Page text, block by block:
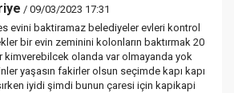
/ 09/03/2023 17:31
evini baktiramaz belediyeler evleri kontrol
bir evin zeminini kolonların baktırmak 20
kimverebilcek olanda var olmayanda yok
yaşasın fakirler olsun seçimde kapı kapı
iyidi şimdi bunun çaresi için kapikapi